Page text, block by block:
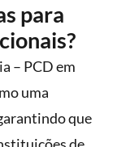
para
– PCD em
uma
que